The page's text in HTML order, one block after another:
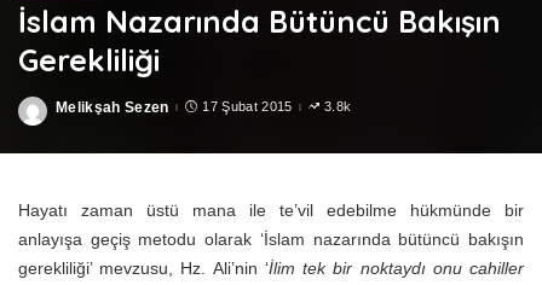
İslam Nazarında Bütüncü Bakışın
Gerekliliği
Posted
Melikşah Sezen 17 Şubat 2015 3.8k
Hayatı zaman üstü mana ile te’vil edebilme hükmünde bir
anlayışa geçiş metodu olarak ‘İslam nazarında bütüncü bakışın
gerekliliği’ mevzusu, Hz. Ali’nin ‘İlim tek bir noktaydı onu cahiller